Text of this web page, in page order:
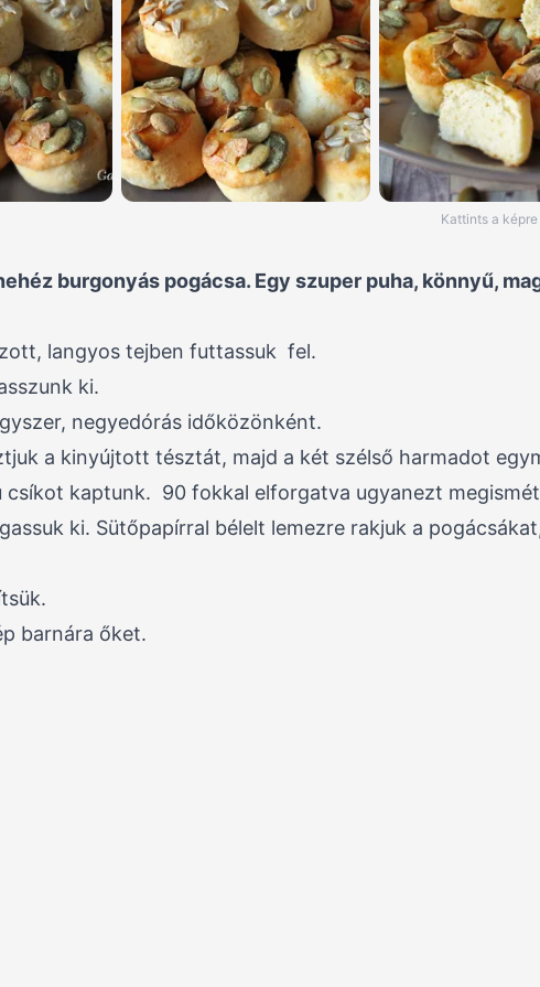
Kattints a
burgonyás pogácsa. Egy szuper puha, könnyű,
langyos tejben futtassuk fel.
ki.
negyedórás időközönként.
a kinyújtott tésztát, majd a két szélső harmadot
csíkot kaptunk. 90 fokkal elforgatva ugyanezt
ki. Sütőpapírral bélelt lemezre rakjuk a
barnára őket.